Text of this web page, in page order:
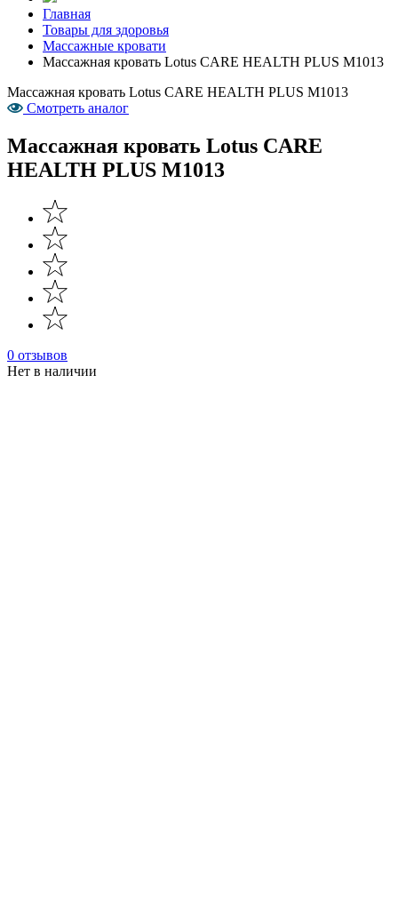
Главная
Товары для здоровья
Массажные кровати
Массажная кровать Lotus CARE HEALTH PLUS М1013
Массажная кровать Lotus CARE HEALTH PLUS М1013
Смотреть аналог
Массажная кровать Lotus CARE
HEALTH PLUS М1013
0 отзывов
Нет в наличии